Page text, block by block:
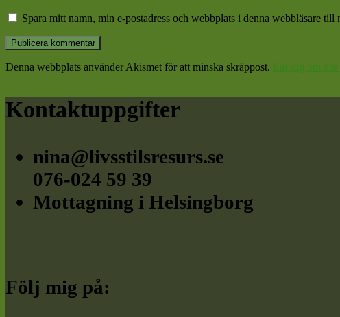
Spara mitt namn, min e-postadress och webbplats i denna webbläsare till
Denna webbplats använder Akismet för att minska skräppost. Lär dig om hur
Footer
Kontaktuppgifter
nina@livsstilsresurs.se
076-024 59 39
Mottagning i Helsingborg
Följ mig på: